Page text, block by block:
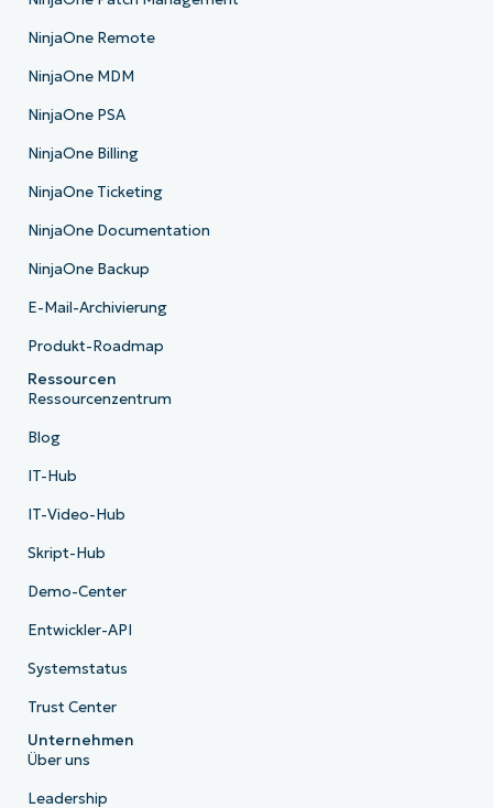
NinjaOne Remote
NinjaOne MDM
NinjaOne PSA
NinjaOne Billing
NinjaOne Ticketing
NinjaOne Documentation
NinjaOne Backup
E-Mail-Archivierung
Produkt-Roadmap
Ressourcen
Ressourcenzentrum
Blog
IT-Hub
IT-Video-Hub
Skript-Hub
Demo-Center
Entwickler-API
Systemstatus
Trust Center
Unternehmen
Über uns
Leadership